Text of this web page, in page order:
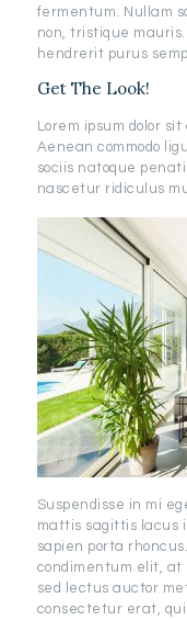
fermentum. Nullam
non, tristique
hendrerit purus
Get The Look!
Lorem ipsum dolor
Aenean commodo
sociis natoque
nascetur ridiculus
Suspendisse in mi
mattis sagittis lacus
sapien porta
condimentum elit, at
sed lectus auctor
consectetur erat,